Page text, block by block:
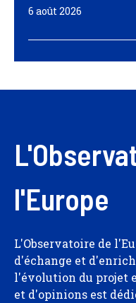
6 août 2026
l'Europe
L'Observatoire de
d'échange et
l'évolution du projet
et d'opinions est